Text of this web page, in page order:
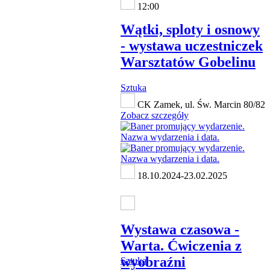
12:00
Wątki, sploty i osnowy
- wystawa uczestniczek
Warsztatów Gobelinu
Sztuka
CK Zamek, ul. Św. Marcin 80/82
Zobacz szczegóły
18.10.2024-23.02.2025
Wystawa czasowa -
Warta. Ćwiczenia z
wyobraźni
Sztuka